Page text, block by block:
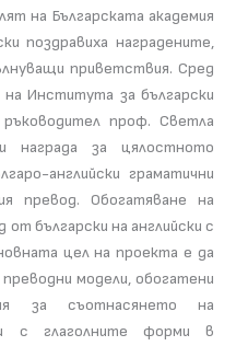
на Българската академия
поздравиха наградените,
приветствия. Сред
Института за български
проф. Светла
награда за цялостното
английски граматични
превод. Обогатяване на
български на английски с
цел на проекта е да
модели, обогатени
за съотнасянето на
с глаголните форми в